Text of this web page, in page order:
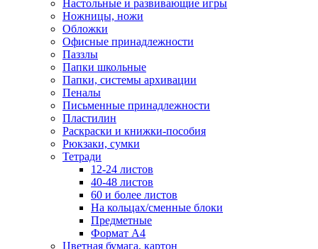
Настольные и развивающие игры
Ножницы, ножи
Обложки
Офисные принадлежности
Паззлы
Папки школьные
Папки, системы архивации
Пеналы
Письменные принадлежности
Пластилин
Раскраски и книжки-пособия
Рюкзаки, сумки
Тетради
12-24 листов
40-48 листов
60 и более листов
На кольцах/сменные блоки
Предметные
Формат А4
Цветная бумага, картон